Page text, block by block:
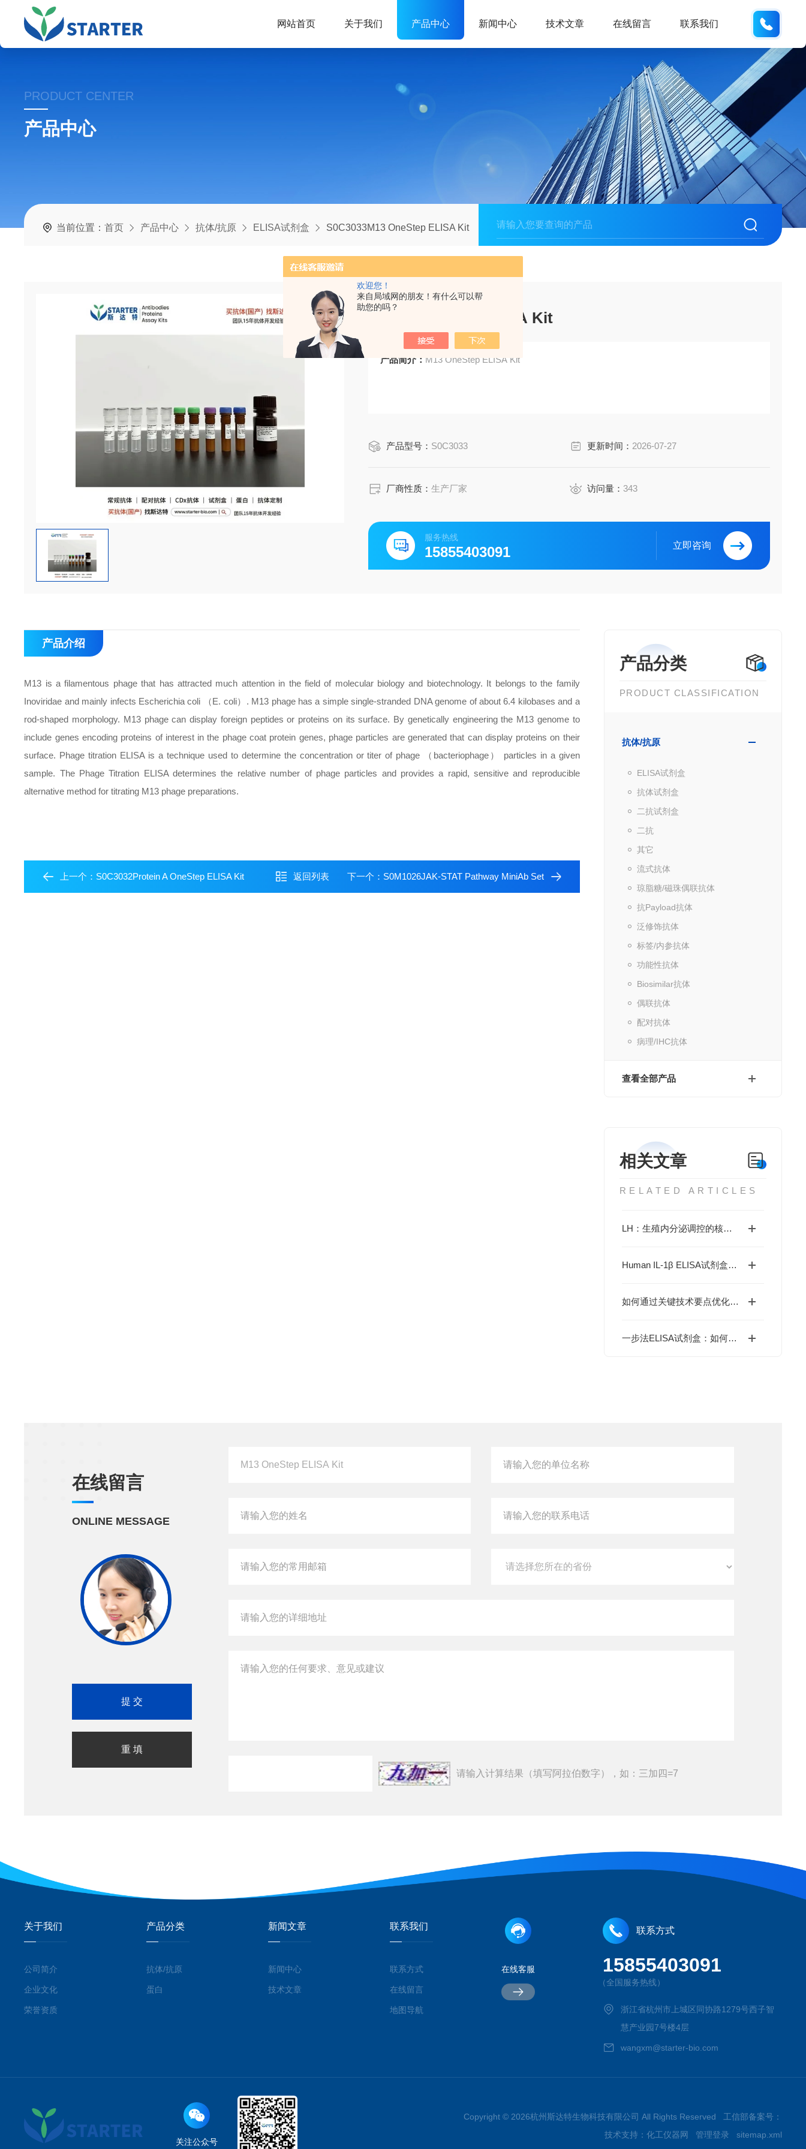
欢迎您！
来自局域网的朋友！有什么可以帮
助您的吗？
网站首页 关于我们 产品中心 新闻中心 技术文章 在线留言 联系我们
PRODUCT CENTER
产品中心
当前位置：首页 产品中心 抗体/抗原 ELISA试剂盒 S0C3033M13 OneStep ELISA Kit
M13 OneStep ELISA Kit
产品简介： M13 OneStep ELISA Kit
产品型号： S0C3033 更新时间： 2026-07-27
厂商性质：生产厂家 访问量： 343
服务热线
15855403091 立即咨询
产品分类
PRODUCT CLASSIFICATION
抗体/抗原
ELISA试剂盒
抗体试剂盒
二抗试剂盒
二抗
其它
流式抗体
琼脂糖/磁珠偶联抗体
抗Payload抗体
泛修饰抗体
标签/内参抗体
功能性抗体
Biosimilar抗体
偶联抗体
配对抗体
病理/IHC抗体
查看全部产品
相关文章
RELATED ARTICLES
LH：生殖内分泌调控的核心因子，生理学功能和疾病机制全解析
Human IL-1β ELISA试剂盒如何解析炎症与抗肿瘤免疫的复杂关联？
如何通过关键技术要点优化一步法ELISA检测？
一步法ELISA试剂盒：如何革新免疫检测的工作流程？
产品介绍
M13 is a filamentous phage that has attracted much attention in the field of molecular biology and biotechnology. It belongs to the family
Inoviridae and mainly infects Escherichia coli （E. coli）. M13 phage has a simple single-stranded DNA genome of about 6.4 kilobases and a
rod-shaped morphology. M13 phage can display foreign peptides or proteins on its surface. By genetically engineering the M13 genome to
include genes encoding proteins of interest in the phage coat protein genes, phage particles are generated that can display proteins on their
surface. Phage titration ELISA is a technique used to determine the concentration or titer of phage （bacteriophage） particles in a given
sample. The Phage Titration ELISA determines the relative number of phage particles and provides a rapid, sensitive and reproducible
alternative method for titrating M13 phage preparations.
上一个： S0C3032Protein A OneStep ELISA Kit 返回列表 下一个： S0M1026JAK-STAT Pathway MiniAb Set
在线留言
ONLINE MESSAGE
请输入计算结果（填写阿拉伯数字），如：三加四=7
关于我们
公司简介
企业文化
荣誉资质
产品分类
抗体/抗原
蛋白
新闻文章
新闻中心
技术文章
联系我们
联系方式
在线留言
地图导航
在线客服
联系方式
15855403091
（全国服务热线）
浙江省杭州市上城区同协路1279号西子智
慧产业园7号楼4层
wangxm@starter-bio.com
关注公众号
Copyright © 2026杭州斯达特生物科技有限公司 All Rights Reserved 工信部备案号：
技术支持： 化工仪器网 管理登录 sitemap.xml